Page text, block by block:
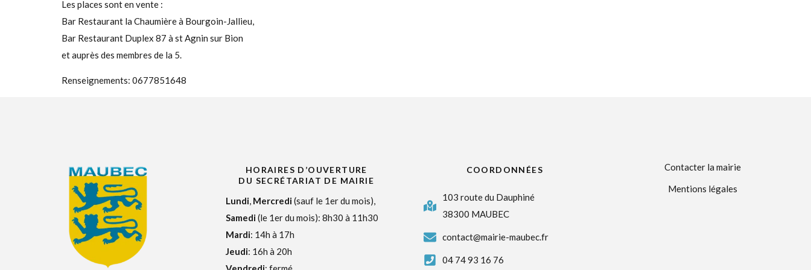
Les places sont en vente :
Bar Restaurant la Chaumière à Bourgoin-Jallieu,
Bar Restaurant Duplex 87 à st Agnin sur Bion
et auprès des membres de la 5.
Renseignements: 0677851648
HORAIRES D’OUVERTURE
DU SECRÉTARIAT DE MAIRIE
Lundi, Mercredi(sauf le 1er du mois),
Samedi(le 1er du mois): 8h30 à 11h30
Mardi: 14h à 17h
Jeudi: 16h à 20h
COORDONNÉES
103 route du Dauphiné
38300 MAUBEC
contact@mairie-maubec.fr
04 74 93 16 76
Contacter la mairie
Mentions légales